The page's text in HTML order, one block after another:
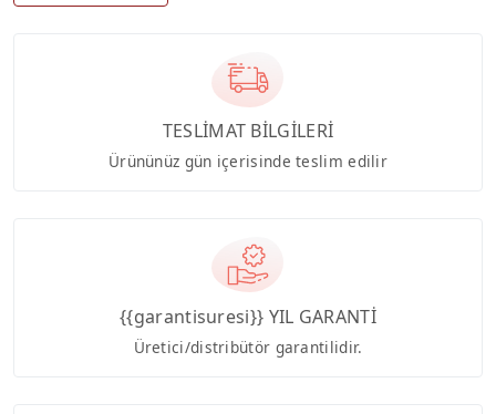
TESLİMAT BİLGİLERİ
Ürününüz gün içerisinde teslim edilir
{{garantisuresi}} YIL GARANTİ
Üretici/distribütör garantilidir.